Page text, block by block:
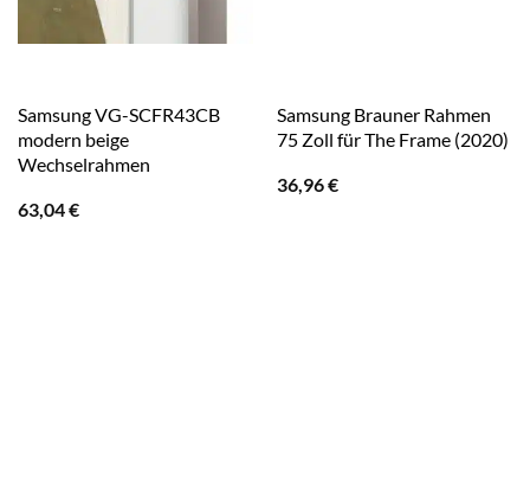
Samsung VG-SCFR43CB
modern beige
Wechselrahmen
63,04€
Samsung Brauner Rahmen
75 Zoll für The Frame (2020)
36,96€